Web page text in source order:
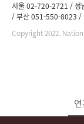
서울 02-720-2721 성
부산 051-550-8023
Copyright 2022.